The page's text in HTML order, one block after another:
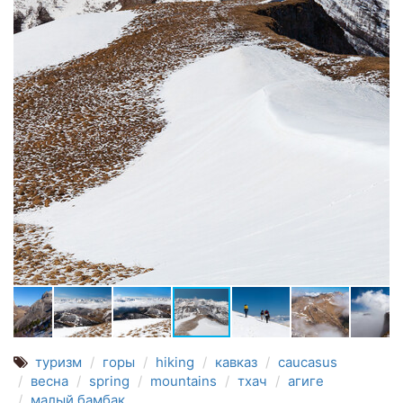
туризм горы hiking кавказ
caucasus
весна
spring mountains тхач
агиге